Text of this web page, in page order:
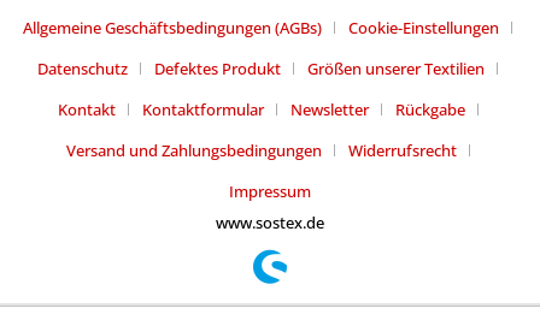
Allgemeine Geschäftsbedingungen (AGBs)
Cookie-Einstellungen
Datenschutz
Defektes Produkt
Größen unserer Textilien
Kontakt
Kontaktformular Newsletter
Rückgabe
Versand und Zahlungsbedingungen
Widerrufsrecht
Impressum
www.sostex.de